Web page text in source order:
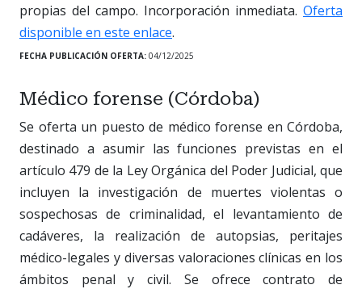
propias del campo. Incorporación inmediata. Oferta
disponible en este enlace.
FECHA PUBLICACIÓN OFERTA: 04/12/2025
Médico forense (Córdoba)
Se oferta un puesto de médico forense en Córdoba,
destinado a asumir las funciones previstas en el
artículo 479 de la Ley Orgánica del Poder Judicial, que
incluyen la investigación de muertes violentas o
sospechosas de criminalidad, el levantamiento de
cadáveres, la realización de autopsias, peritajes
médico-legales y diversas valoraciones clínicas en los
ámbitos penal y civil. Se ofrece contrato de